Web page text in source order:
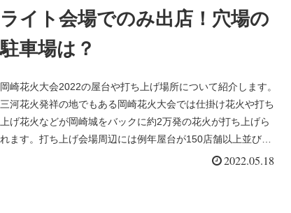
ライト会場でのみ出店！穴場の
駐車場は？
岡崎花火大会2022の屋台や打ち上げ場所について紹介します。
三河花火発祥の地でもある岡崎花火大会では仕掛け花火や打ち
上げ花火などが岡崎城をバックに約2万発の花火が打ち上げら
れます。打ち上げ会場周辺には例年屋台が150店舗以上並びま
2022.05.18